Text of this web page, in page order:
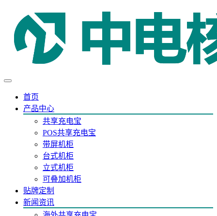
首页
产品中心
共享充电宝
POS共享充电宝
带屏机柜
台式机柜
立式机柜
可叠加机柜
贴牌定制
新闻资讯